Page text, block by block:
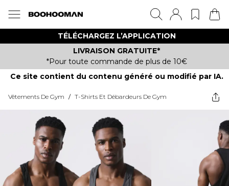
TÉLÉCHARGEZ L’APPLICATION
LIVRAISON GRATUITE*
*Pour toute commande de plus de 10€
Ce site contient du contenu généré ou modifié par IA.
Vêtements De Gym / T-Shirts Et Débardeurs De Gym